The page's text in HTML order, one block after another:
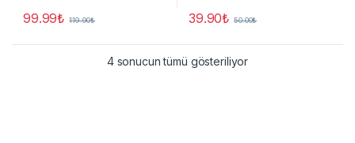
99.99₺ 119.90₺ 39.90₺ 50.00₺
4 sonucun tümü gösteriliyor